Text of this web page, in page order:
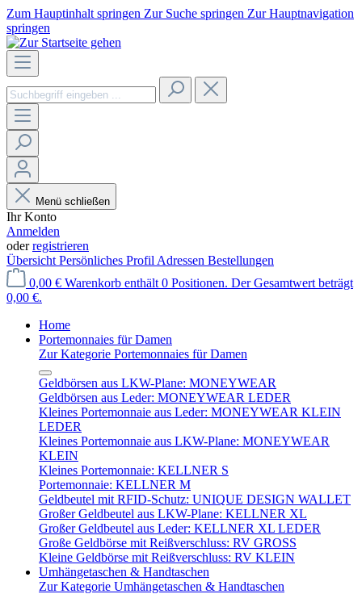
Zum Hauptinhalt springen Zur Suche springen Zur Hauptnavigation
springen
Menü schließen
Ihr Konto
Anmelden
oderregistrieren
Übersicht Persönliches Profil Adressen Bestellungen
0,00 € Warenkorb enthält 0 Positionen. Der Gesamtwert beträgt
0,00 €.
Home
Portemonnaies für Damen
Zur Kategorie Portemonnaies für Damen
Geldbörsen aus LKW-Plane: MONEYWEAR
Geldbörsen aus Leder: MONEYWEAR LEDER
Kleines Portemonnaie aus Leder: MONEYWEAR KLEIN
LEDER
Kleines Portemonnaie aus LKW-Plane: MONEYWEAR
KLEIN
Kleines Portemonnaie: KELLNER S
Portemonnaie: KELLNER M
Geldbeutel mit RFID-Schutz: UNIQUE DESIGN WALLET
Großer Geldbeutel aus LKW-Plane: KELLNER XL
Großer Geldbeutel aus Leder: KELLNER XL LEDER
Große Geldbörse mit Reißverschluss: RV GROSS
Kleine Geldbörse mit Reißverschluss: RV KLEIN
Umhängetaschen & Handtaschen
Zur Kategorie Umhängetaschen & Handtaschen